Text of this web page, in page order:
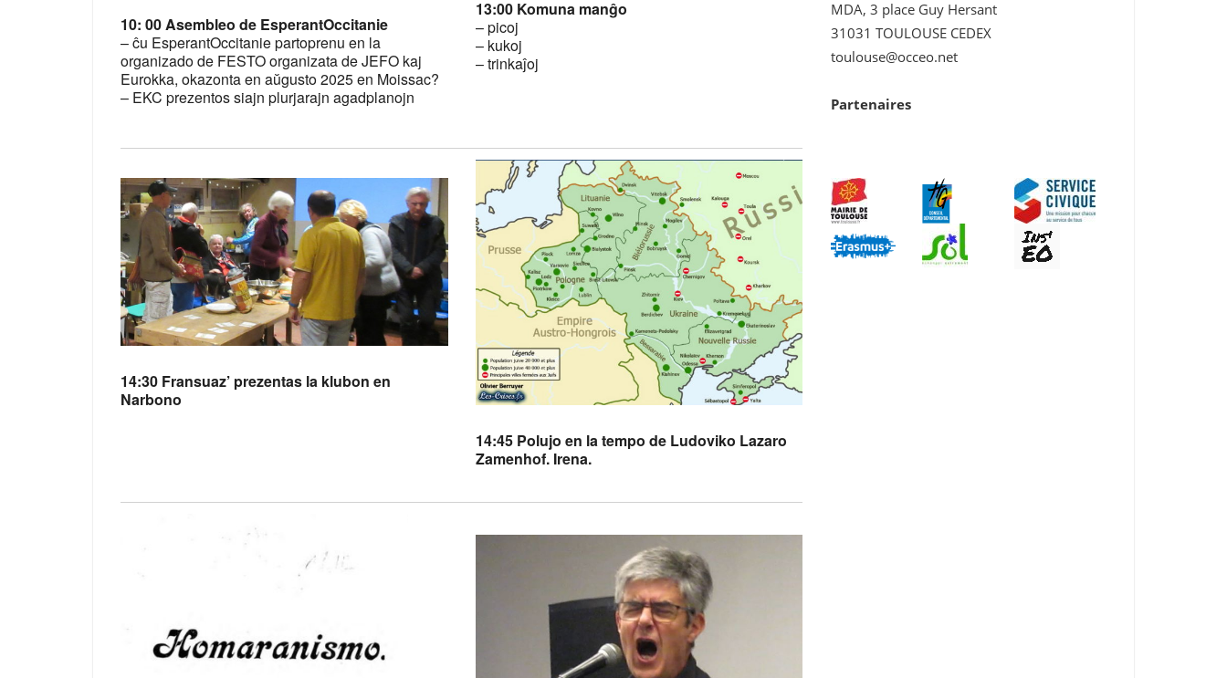
10: 00 Asembleo de EsperantOccitanie
– ĉu EsperantOccitanie partoprenu en la
organizado de FESTO organizata de JEFO kaj
Eurokka, okazonta en aŭgusto 2025 en Moissac?
– EKC prezentos siajn plurjarajn agadplanojn
13:00 Komuna manĝo
– picoj
– kukoj
– trinkaĵoj
14:30 Fransuaz’ prezentas la klubon en
Narbono
14:45 Polujo en la tempo de Ludoviko Lazaro
Zamenhof. Irena.
MDA, 3 place Guy Hersant
31031 TOULOUSE CEDEX
toulouse@occeo.net
Partenaires